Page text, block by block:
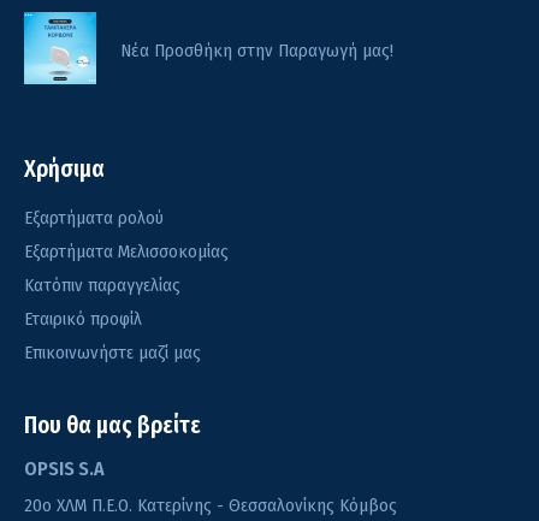
Νέα Προσθήκη στην Παραγωγή μας!
Χρήσιμα
Εξαρτήματα ρολού
Εξαρτήματα Μελισσοκομίας
Κατόπιν παραγγελίας
Εταιρικό προφίλ
Επικοινωνήστε μαζί μας
Που θα μας βρείτε
OPSIS S.A
20o ΧΛΜ Π.Ε.Ο. Κατερίνης - Θεσσαλονίκης Κόμβος